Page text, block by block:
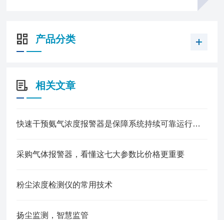
产品分类
相关文章
快速干预氨气浓度报警器是保障系统持续可靠运行的核心
采购气体报警器，看懂这七大参数比价格更重要
粉尘浓度检测仪的常用技术
扬尘监测，智慧监管